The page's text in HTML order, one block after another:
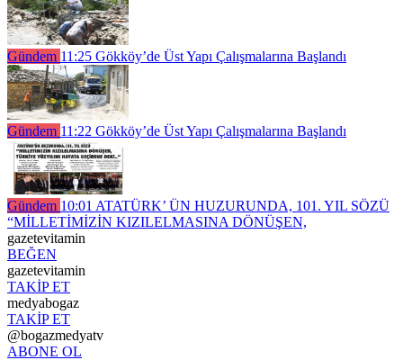
Gündem 11:25 Gökköy’de Üst Yapı Çalışmalarına Başlandı
Gündem 11:22 Gökköy’de Üst Yapı Çalışmalarına Başlandı
Gündem 10:01 ATATÜRK’ ÜN HUZURUNDA, 101. YIL SÖZÜ
“MİLLETİMİZİN KIZILELMASINA DÖNÜŞEN,
gazetevitamin
BEĞEN
gazetevitamin
TAKİP ET
medyabogaz
TAKİP ET
@bogazmedyatv
ABONE OL